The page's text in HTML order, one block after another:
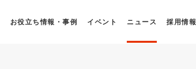
お役立ち情報・事例 イベント ニュース 採用情報